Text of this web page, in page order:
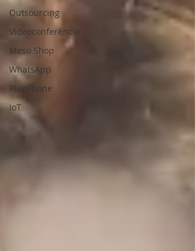
Outsourcing
Videoconferência
Meso Shop
WhatsApp
PlugPhone
IoT